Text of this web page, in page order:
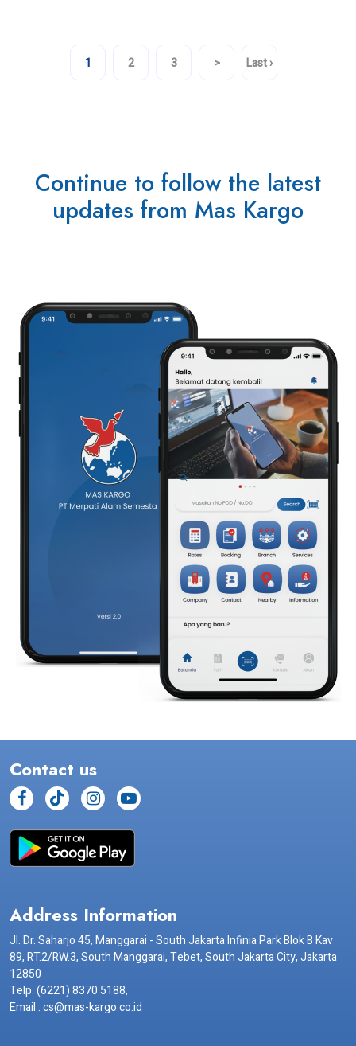
1 2 3 > Last ›
Continue to follow the latest
updates from Mas Kargo
Contact us
Address Information
Jl. Dr. Saharjo 45, Manggarai - South Jakarta Infinia Park Blok B Kav
89, RT.2/RW.3, South Manggarai, Tebet, South Jakarta City, Jakarta
12850
Telp. (6221) 8370 5188,
Email : cs@mas-kargo.co.id